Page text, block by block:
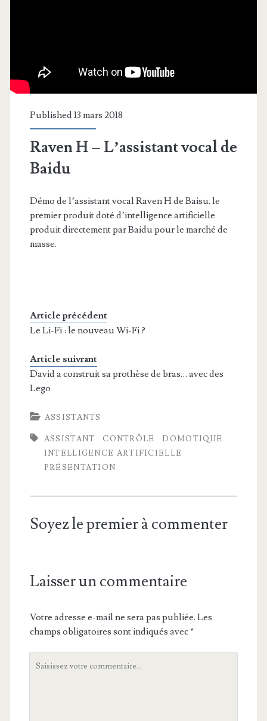
Published 13 mars 2018
Raven H – L’assistant vocal de
Baidu
Démo de l’assistant vocal Raven H de Baisu. le
premier produit doté d’intelligence artificielle
produit directement par Baidu pour le marché de
masse.
Article précédent
Le Li-Fi : le nouveau Wi-Fi ?
Article suivrant
David a construit sa prothèse de bras… avec des
Lego
ASSISTANTS
ASSISTANT CONTRÔLE
DOMOTIQUE
INTELLIGENCE ARTIFICIELLE
PRÉSENTATION
Soyez le premier à commenter
Laisser un commentaire
Votre adresse e-mail ne sera pas publiée. Les
champs obligatoires sont indiqués avec*